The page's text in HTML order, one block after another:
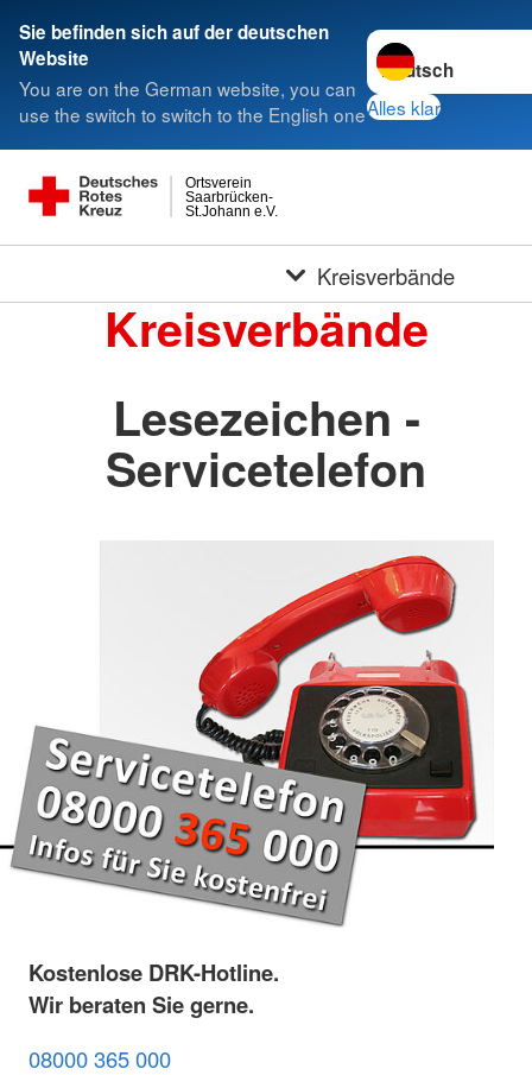
Sie befinden sich auf der deutschen
Website
You are on the German website, you can
use the switch to switch to the English one
Sprache wechseln
Alles klar
St.Johann e.V.
Saarbrücken-
Ortsverein
Kreisverbände
Kreisverbände
Lesezeichen -
Servicetelefon
Kostenlose DRK-Hotline.
Wir beraten Sie gerne.
08000 365 000